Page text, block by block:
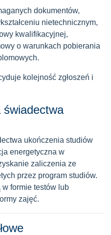
dokumentów,
nietechnicznym,
kwalifikacyjnej,
o warunkach pobierania
kolejność zgłoszeń i
świadectwa
ukończenia studiów
energetyczna w
zaliczenia ze
przez program studiów.
formie testów lub
zajęć.